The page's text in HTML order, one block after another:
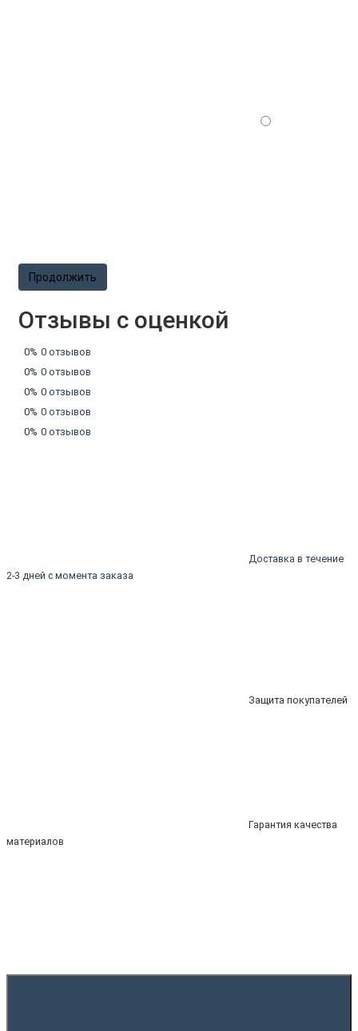
Продолжить
Отзывы с оценкой
0% 0 отзывов
0% 0 отзывов
0% 0 отзывов
0% 0 отзывов
0% 0 отзывов
Доставка в течение
2-3 дней с момента заказа
Защита покупателей
Гарантия качества
материалов